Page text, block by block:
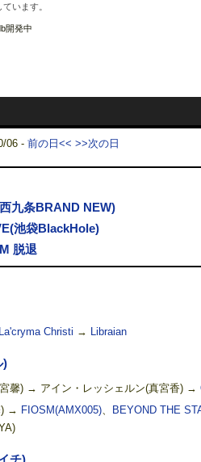
います。
開発中
- AD -
06 - 前の日<< >>次の日
九条BRAND NEW)
池袋BlackHole)
脱退
La'cryma Christi → Libraian
)
馨) → アイン・レッシェルン(真宮香) →
) → FIOSM(AMX005)、 BEYOND THE